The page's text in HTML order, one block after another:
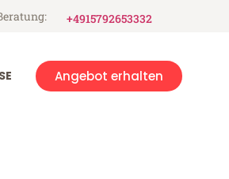
+4915792653332
Angebot erhalten